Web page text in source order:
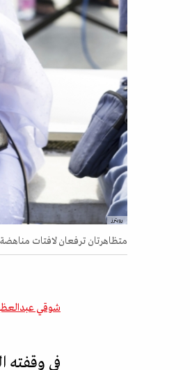
رويترز
متظاهرتان ترفعان لافتات مناهضة
شوقي
في وقفته